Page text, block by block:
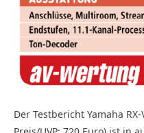
Der Testbericht Yamaha